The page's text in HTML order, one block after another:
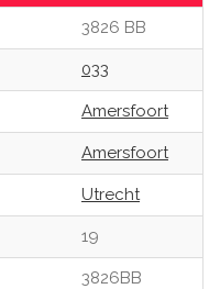
3826 BB
033
Amersfoort
Amersfoort
Utrecht
19
3826BB